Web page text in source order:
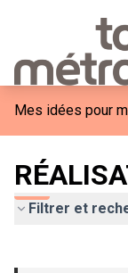
Mes idées pour
Filtrer et